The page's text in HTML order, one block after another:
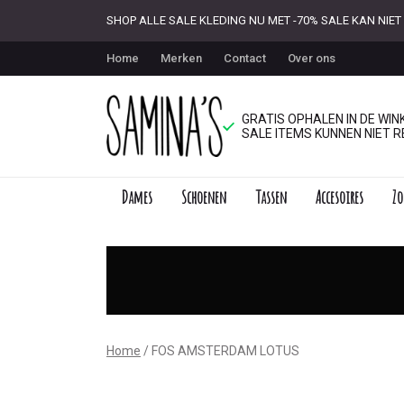
SHOP ALLE SALE KLEDING NU MET -70% SALE KAN
Home Merken Contact Over ons
GRATIS OPHALEN IN DE
SALE ITEMS KUNNEN NIET
Dames Schoenen Tassen Accesoires
Home FOS AMSTERDAM LOTUS